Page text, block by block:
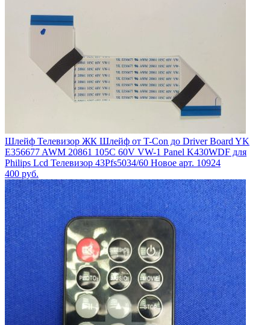
Шлейф Телевизор ЖК Шлейф от T-Con до Driver Board YK
E356677 AWM 20861 105C 60V VW-1 Panel K430WDF для
Philips Lcd Телевизор 43Pfs5034/60 Новое арт. 10924
400 руб.